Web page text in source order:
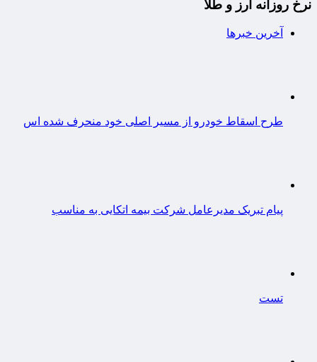
نرخ روزانه ارز و طلا
آخرین خبرها
طرح اسقاط خودرو از مسیر اصلی خود منحرف شده اس
پیام تبریک مدیرعامل شرکت بیمه اتکایی به مناسب
تست